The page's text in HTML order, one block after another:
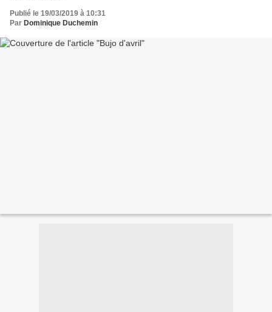
Publié le 19/03/2019 à 10:31
Par Dominique Duchemin